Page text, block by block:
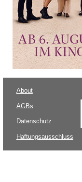
About
AGBs
Datenschutz
Haftungsausschluss